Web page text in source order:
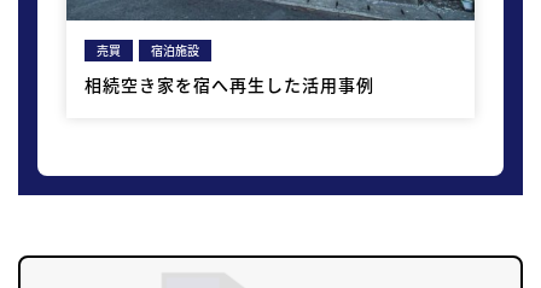
売買 宿泊施設
相続空き家を宿へ再生した活用事例